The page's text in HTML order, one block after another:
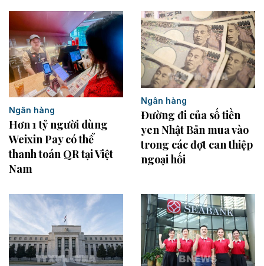
Ngân hàng
Hơn 1 tỷ người dùng
Weixin Pay có thể
thanh toán QR tại Việt
Nam
Ngân hàng
Đường đi của số tiền
yen Nhật Bản mua vào
trong các đợt can thiệp
ngoại hối